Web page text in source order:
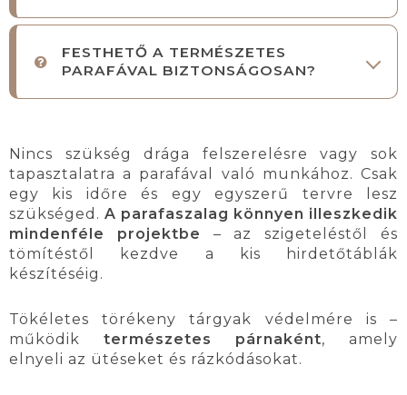
FESTHETŐ A TERMÉSZETES
PARAFÁVAL BIZTONSÁGOSAN?
Nincs szükség drága felszerelésre vagy sok
tapasztalatra a parafával való munkához. Csak
egy kis időre és egy egyszerű tervre lesz
szükséged. A parafaszalag könnyen illeszkedik
mindenféle projektbe – az szigeteléstől és
tömítéstől kezdve a kis hirdetőtáblák
készítéséig.
Tökéletes törékeny tárgyak védelmére is –
működik természetes párnaként, amely
elnyeli az ütéseket és rázkódásokat.